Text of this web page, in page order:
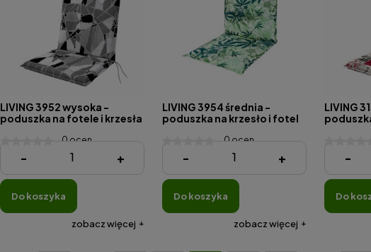
LIVING 3952 wysoka -
poduszka na fotele i krzesła
0 ocen
91,52 zł
- +
do koszyka
zobacz więcej
LIVING 3954 średnia -
poduszka na krzesło i fotel
0 ocen
105,79 zł
- +
do koszyka
zobacz więcej
LIVING
105,79
-
do